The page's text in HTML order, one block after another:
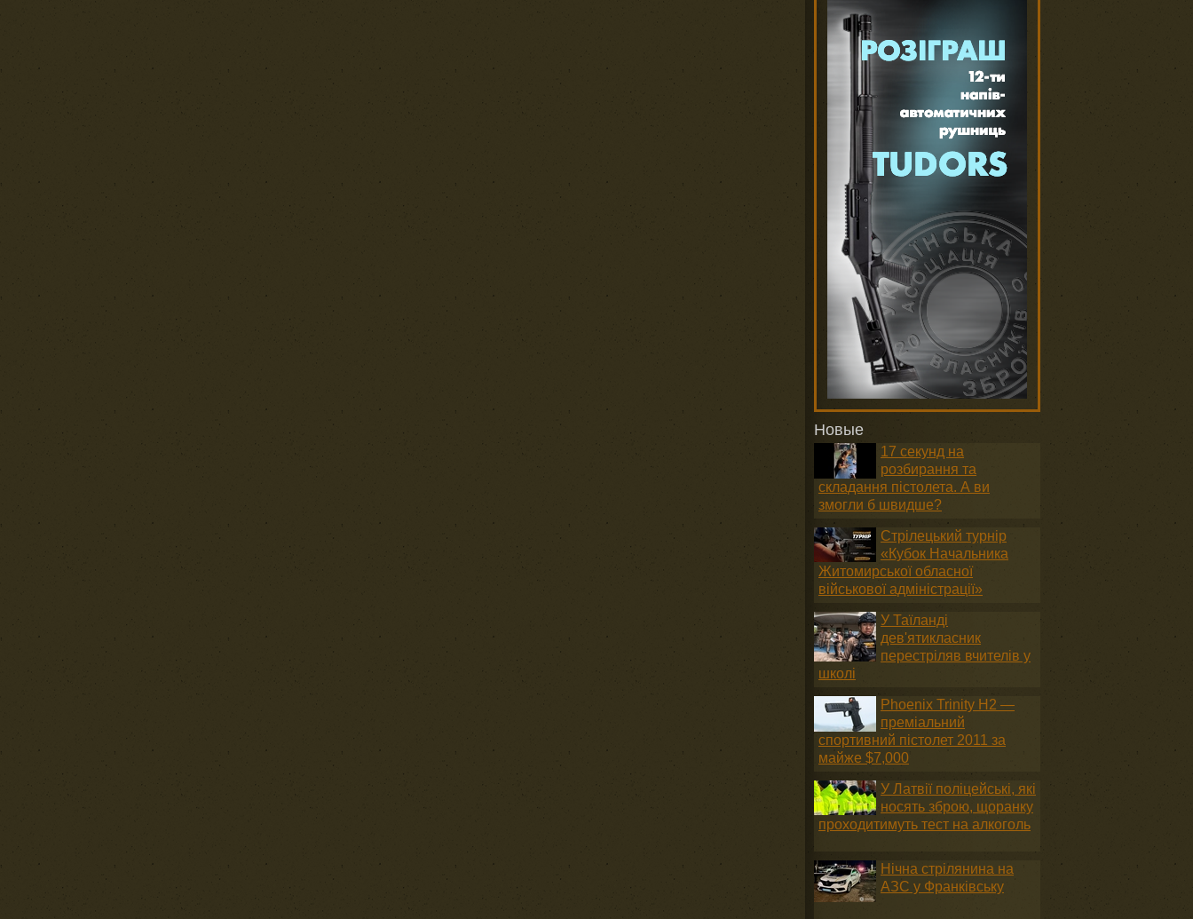
Новые
17 секунд на
розбирання та
складання пістолета. А ви
змогли б швидше?
Стрілецький турнір
«Кубок Начальника
Житомирської обласної
військової адміністрації»
У Таїланді
дев'ятикласник
перестріляв вчителів у
школі
Phoenix Trinity H2 —
преміальний
спортивний пістолет 2011 за
майже $7,000
У Латвії поліцейські, які
носять зброю, щоранку
проходитимуть тест на алкоголь
Нічна стрілянина на
АЗС у Франківську